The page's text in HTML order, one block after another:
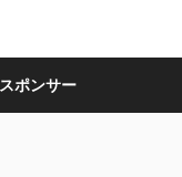
スポンサー